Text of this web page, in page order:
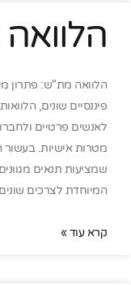
הלוואה מת"ש: פתרון
פיננסיים שונים,
לאנשים פרטיים
מטרות אישיות. בעשור
שמציעות תנאים
המיוחדת לצרכים
קרא עוד »